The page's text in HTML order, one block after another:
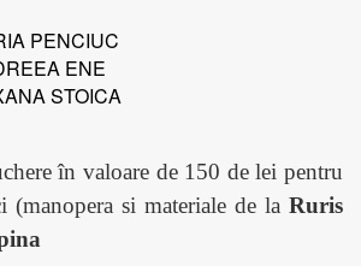
PENCIUC
ENE
STOICA
în valoare de 150 de lei pentru
(manopera si materiale de la Ruris